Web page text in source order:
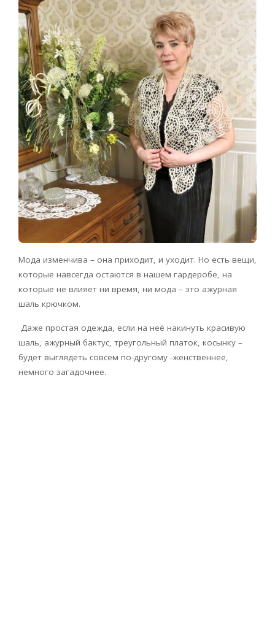
Мода изменчива – она приходит, и уходит. Но есть вещи,
которые навсегда остаются в нашем гардеробе, на
которые не влияет ни время, ни мода – это ажурная
шаль крючком.
Даже простая одежда, если на неё накинуть красивую
шаль, ажурный бактус, треугольный платок, косынку –
будет выглядеть совсем по-другому -женственнее,
немного загадочнее.